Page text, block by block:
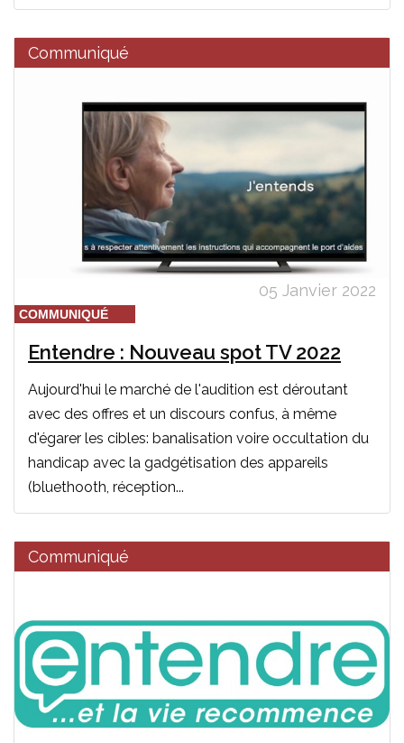
Communiqué
05 Janvier 2022
COMMUNIQUÉ
Entendre : Nouveau spot TV 2022
Aujourd'hui le marché de l'audition est déroutant
avec des offres et un discours confus, à même
d'égarer les cibles: banalisation voire occultation du
handicap avec la gadgétisation des appareils
(bluethooth, réception...
Communiqué